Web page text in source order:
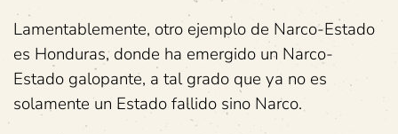
Lamentablemente, otro ejemplo de Narco-Estado
es Honduras, donde ha emergido un Narco-
Estado galopante, a tal grado que ya no es
solamente un Estado fallido sino Narco.